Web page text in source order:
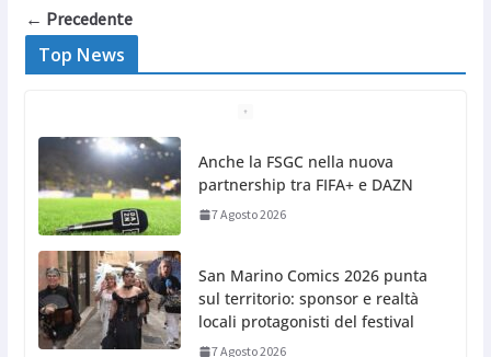
← Precedente
Top News
San Marino Comics 2026 punta
sul territorio: sponsor e realtà
locali protagonisti del festival
San Marino. Eclissi di sole
mercoledì 12, verso l’ora del
tramonto. I luoghi del territorio